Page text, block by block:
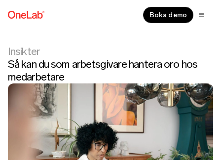
Boka demo
Insikter
Så kan du som arbetsgivare hantera oro hos
medarbetare